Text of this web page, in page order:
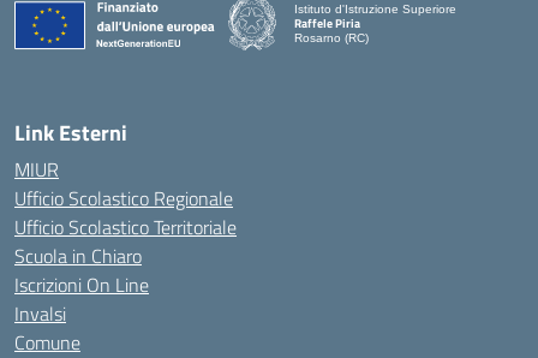
Istituto d'Istruzione Superiore
Raffele Piria
Rosarno (RC)
Link Esterni
MIUR
Ufficio Scolastico Regionale
Ufficio Scolastico Territoriale
Scuola in Chiaro
Iscrizioni On Line
Invalsi
Comune